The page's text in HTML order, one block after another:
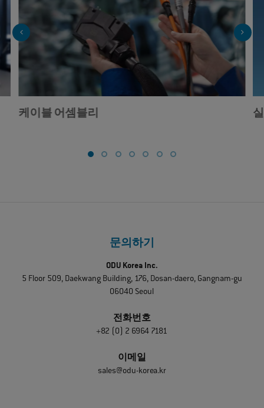
케이블 어셈블리
문의하기
ODU Korea Inc.
5 Floor 509, Daekwang Building, 176, Dosan-daero, Gangnam-gu
06040 Seoul
전화번호
+82 (0) 2 6964 7181
이메일
sales@odu-korea.kr